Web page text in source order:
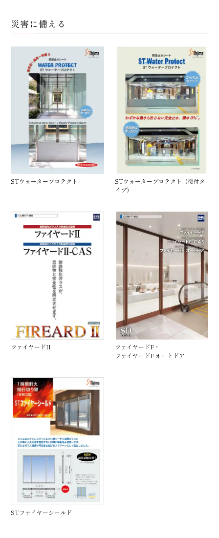
災害に備える
STウォータープロテクト
STウォータープロテクト（後付タ
イプ）
ファイヤードII
ファイヤードF・
ファイヤードF オートドア
STファイヤーシールド